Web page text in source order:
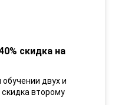
скидка на
двух и
второму